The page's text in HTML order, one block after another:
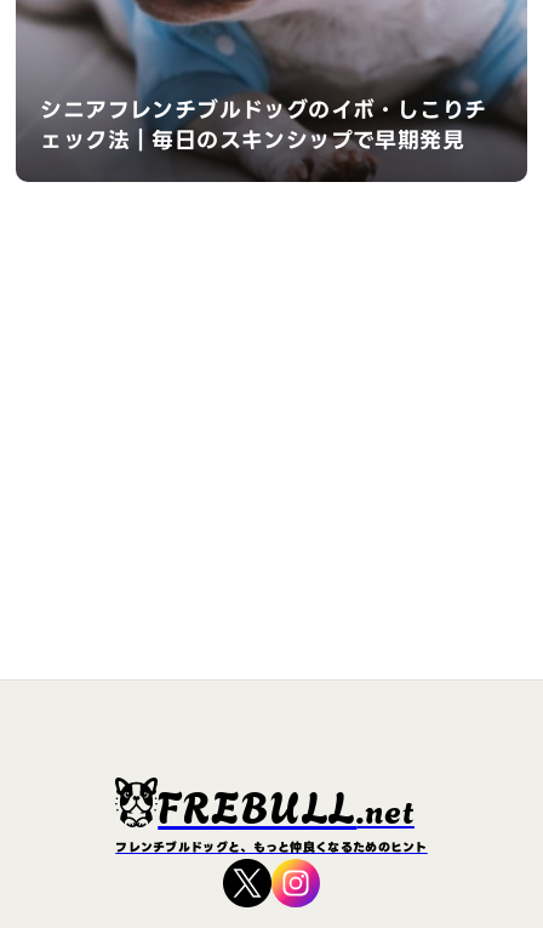
シニアフレンチブルドッグのイボ・しこりチ
ェック法｜毎日のスキンシップで早期発見
FREBULL.net
フレンチブルドッグと、もっと仲良くなるためのヒント